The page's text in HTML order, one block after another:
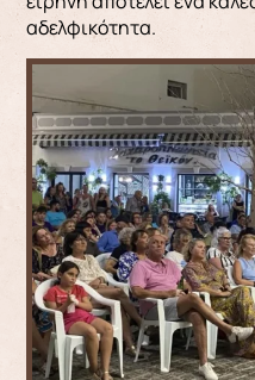
αδελφικότητα.